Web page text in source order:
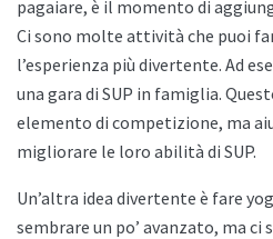
pagaiare, è il momento di
Ci sono molte attività che puoi
l’esperienza più divertente. Ad
una gara di SUP in famiglia.
elemento di competizione, ma
migliorare le loro abilità di SUP.
Un’altra idea divertente è fare
sembrare un po’ avanzato, ma ci